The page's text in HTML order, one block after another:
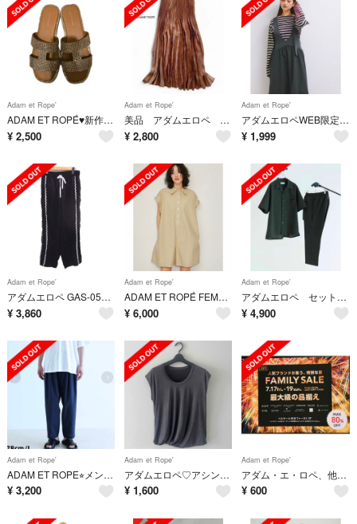
Adam et Rope'
ADAM ET ROPÉ♥️新作新品同様今季春夏キラキラサンダル
¥ 2,500
Adam et Rope'
美品 アダムエロペ ロング プリーツスカート ゴールドベージュ 上品 セレモニー
¥ 2,800
Adam et Rope'
アダムエロペWEB限定】ディープネックAラインワンピース
¥ 1,999
Adam et Rope'
アダムエロペ GAS-05320 サイドレース トラックパンツ ロング 黒
¥ 3,860
Adam et Rope'
ADAM ET ROPÉ FEMME 【逸品・サステナブル】シャツロンパース
¥ 6,000
Adam et Rope'
アダムエロペ セットアップ DAM ET ROPÉ HOMME オープンカラーシャツ
¥ 4,900
Adam et Rope'
ADAM ET ROPE⭐︎メンズ⭐︎ワイドテーパードアンクルパンツ
¥ 3,200
Adam et Rope'
アダムエロペ♡アシンメトリーカットソー
¥ 1,600
Adam et Rope'
アダム・エ・ロペ、他 JUNグループ ファミリーセール
¥ 600